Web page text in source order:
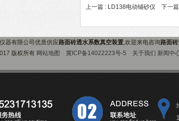
上一篇 : LD138电动铺砂仪 下一
器有限公司优质供应路面砖透水系数真空装置,欢迎来电咨询路面
版权所有 网站地图 冀ICP备14022223号-5 关于我们 新闻中